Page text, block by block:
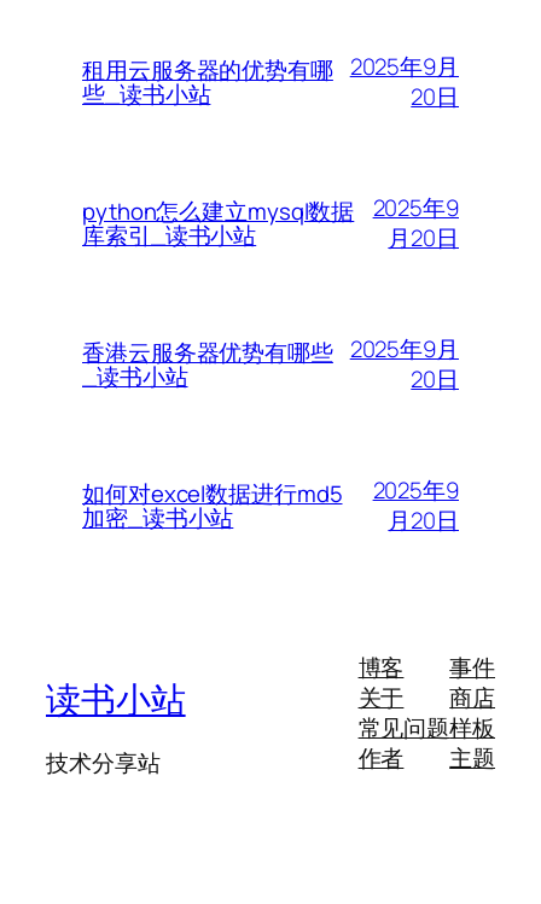
租用云服务器的优势有哪
些_读书小站
2025年9月
20日
python怎么建立mysql数据
库索引_读书小站
2025年9
月20日
香港云服务器优势有哪些
_读书小站
2025年9月
20日
如何对excel数据进行md5
加密_读书小站
2025年9
月20日
读书小站
技术分享站
博客
关于
常见问题
作者
事件
商店
样板
主题